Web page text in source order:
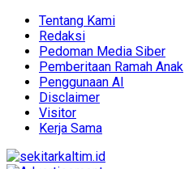
Tentang Kami
Redaksi
Pedoman Media Siber
Pemberitaan Ramah Anak
Penggunaan AI
Disclaimer
Visitor
Kerja Sama